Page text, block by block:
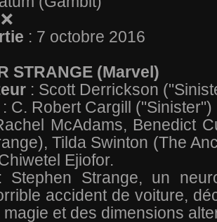
: 7 octobre 2016
STRANGE (Marvel)
: Scott Derrickson
: C. Robert Cargill ("Sinister")
McAdams, Benedict
Tilda Swinton (The
Ejiofor.
: Stephen Strange, un
accident de voiture,
et des dimensions